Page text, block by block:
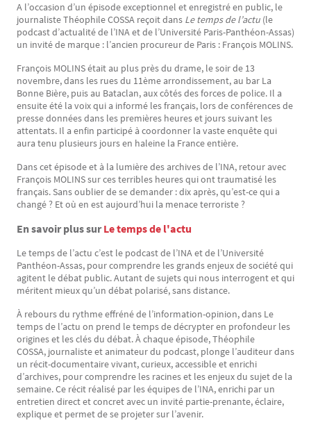
A l’occasion d’un épisode exceptionnel et enregistré en public, le
journaliste Théophile COSSA reçoit dans Le temps de l’actu (le
podcast d’actualité de l’INA et de l’Université Paris-Panthéon-Assas)
un invité de marque : l’ancien procureur de Paris : François MOLINS.
François MOLINS était au plus près du drame, le soir de 13
novembre, dans les rues du 11ème arrondissement, au bar La
Bonne Bière, puis au Bataclan, aux côtés des forces de police. Il a
ensuite été la voix qui a informé les français, lors de conférences de
presse données dans les premières heures et jours suivant les
attentats. Il a enfin participé à coordonner la vaste enquête qui
aura tenu plusieurs jours en haleine la France entière.
Dans cet épisode et à la lumière des archives de l’INA, retour avec
François MOLINS sur ces terribles heures qui ont traumatisé les
français. Sans oublier de se demander : dix après, qu’est-ce qui a
changé ? Et où en est aujourd’hui la menace terroriste ?
En savoir plus surLe temps de l'actu
Le temps de l’actu c’est le podcast de l’INA et de l’Université
Panthéon-Assas, pour comprendre les grands enjeux de société qui
agitent le débat public. Autant de sujets qui nous interrogent et qui
méritent mieux qu’un débat polarisé, sans distance.
À rebours du rythme effréné de l’information-opinion, dans Le
temps de l’actu on prend le temps de décrypter en profondeur les
origines et les clés du débat. À chaque épisode, Théophile
COSSA, journaliste et animateur du podcast, plonge l’auditeur dans
un récit-documentaire vivant, curieux, accessible et enrichi
d’archives, pour comprendre les racines et les enjeux du sujet de la
semaine. Ce récit réalisé par les équipes de l’INA, enrichi par un
entretien direct et concret avec un invité partie-prenante, éclaire,
explique et permet de se projeter sur l’avenir.